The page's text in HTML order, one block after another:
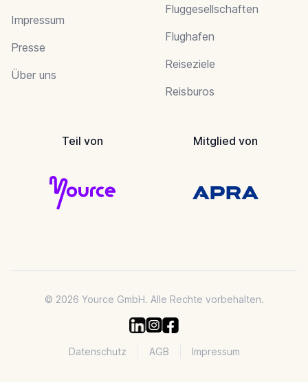
Impressum
Presse
Über uns
Fluggesellschaften
Flughafen
Reiseziele
Reisburos
Teil von Mitglied von
© 2026 Yource GmbH. Alle Rechte vorbehalten.
Datenschutz AGB Impressum